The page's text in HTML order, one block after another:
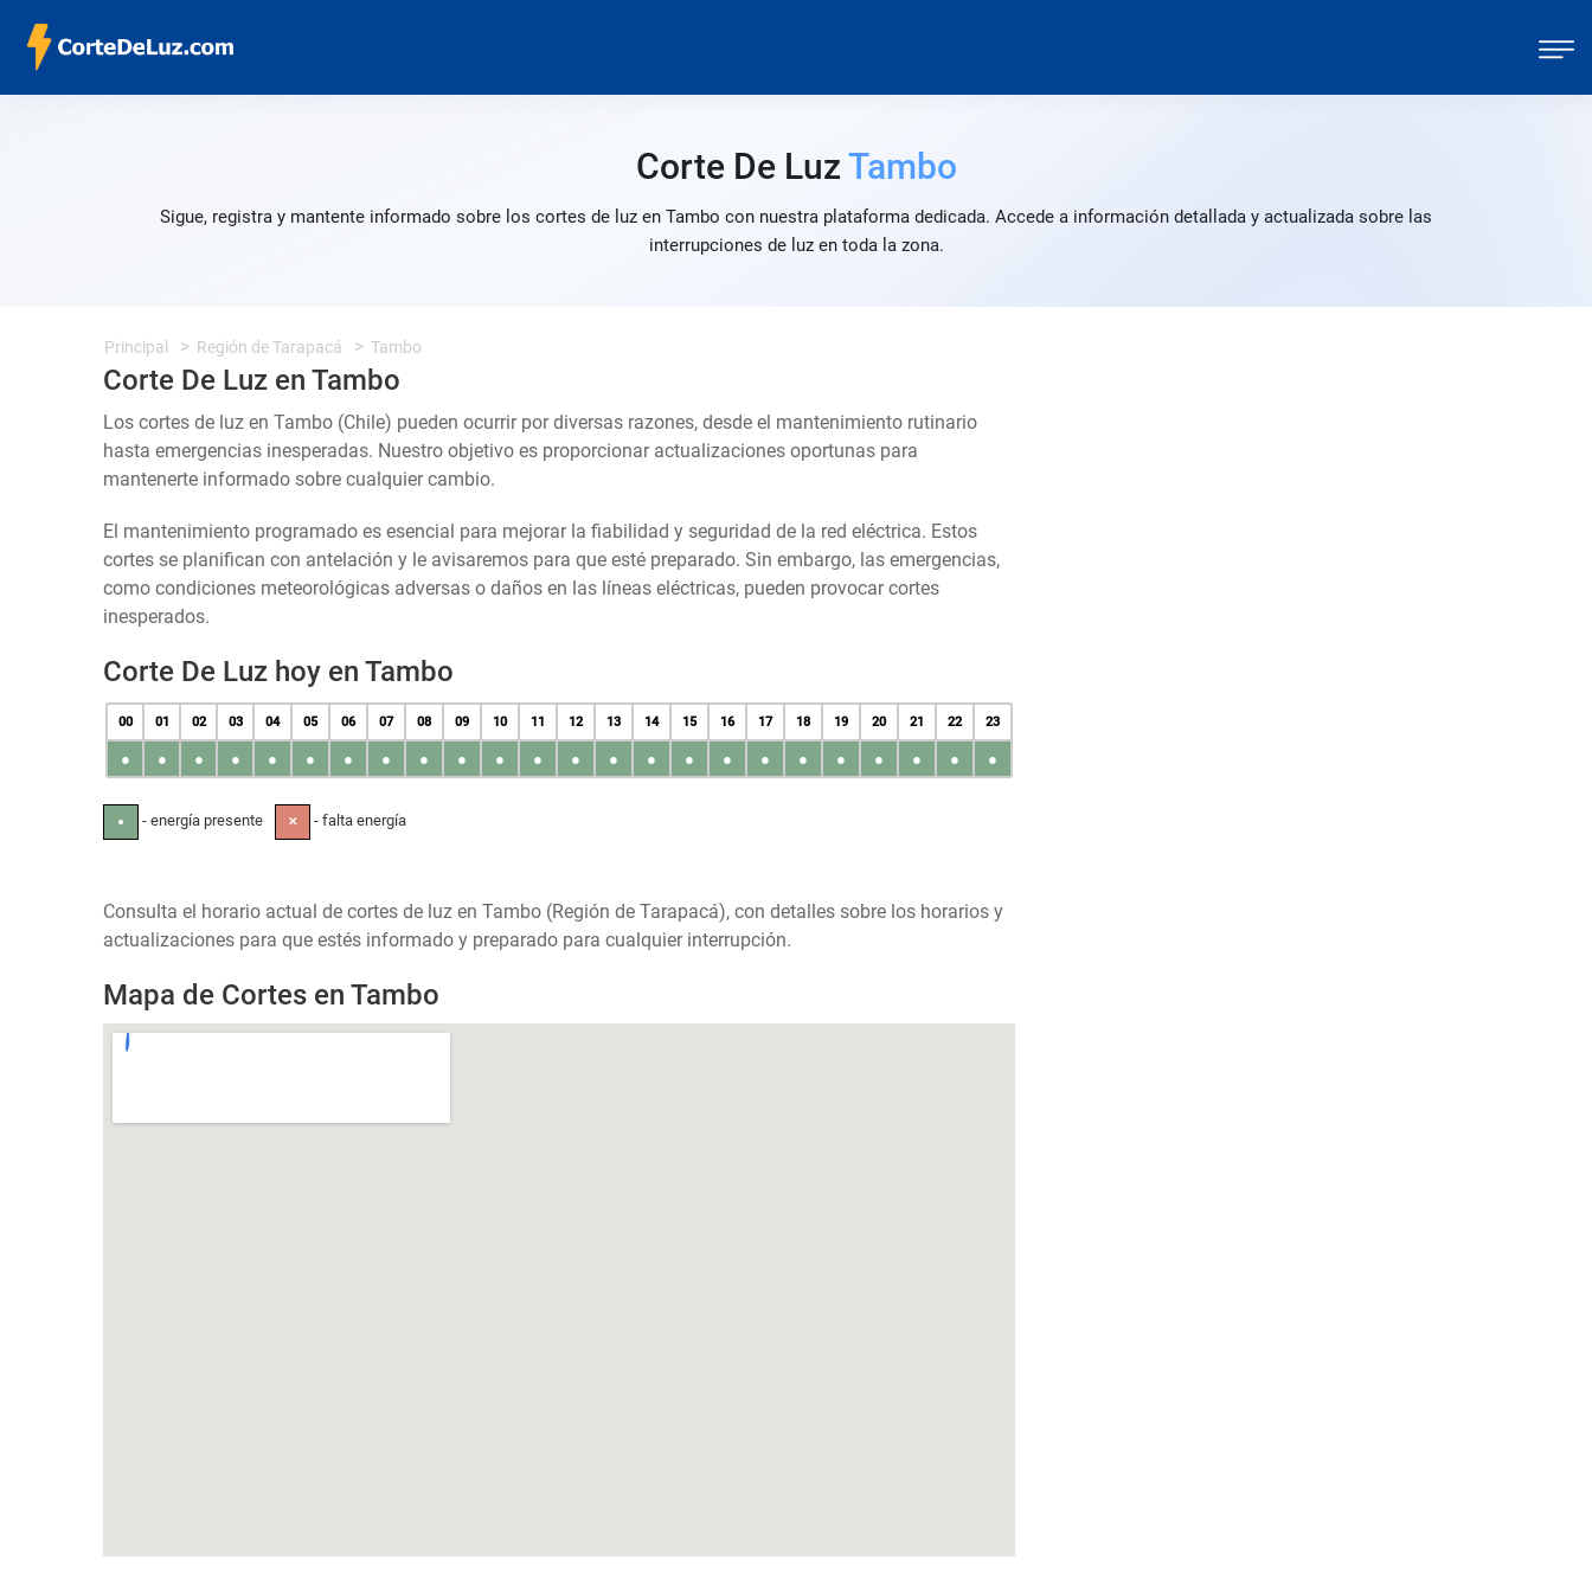
Corte De Luz Tambo
Sigue, registra y mantente informado sobre los cortes de luz en Tambo con nuestra plataforma dedicada. Accede a información detallada y actualizada sobre las
interrupciones de luz en toda la zona.
Principal Región de Tarapacá Tambo
Corte De Luz en Tambo
Los cortes de luz en Tambo (Chile) pueden ocurrir por diversas razones, desde el mantenimiento rutinario
hasta emergencias inesperadas. Nuestro objetivo es proporcionar actualizaciones oportunas para
mantenerte informado sobre cualquier cambio.
El mantenimiento programado es esencial para mejorar la fiabilidad y seguridad de la red eléctrica. Estos
cortes se planifican con antelación y le avisaremos para que esté preparado. Sin embargo, las emergencias,
como condiciones meteorológicas adversas o daños en las líneas eléctricas, pueden provocar cortes
inesperados.
Corte De Luz hoy en Tambo
00 01 02 03 04 05 06 07 08 09 10 11 12 13 14 15 16 17 18 19 20 21 22 23
● ● ● ● ● ● ● ● ● ● ● ● ● ● ● ● ● ● ● ● ● ● ● ●
● - energía presente ✕ - falta energía
Consulta el horario actual de cortes de luz en Tambo (Región de Tarapacá), con detalles sobre los horarios y
actualizaciones para que estés informado y preparado para cualquier interrupción.
Mapa de Cortes en Tambo